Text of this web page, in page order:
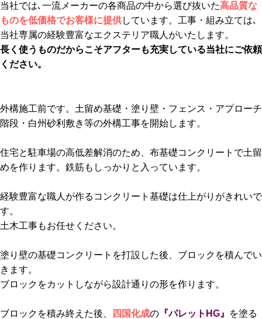
当社では､一流メーカーの各商品の中から選び抜いた高品質な
ものを低価格でお客様に提供しています。工事・組み立ては､
当社専属の経験豊富なエクステリア職人がいたします。
長く使うものだからこそアフターも充実している当社にご依頼
ください。
外構施工前です。土留め基礎・塗り壁・フェンス・アプローチ
階段・白州砂利敷き等の外構工事を開始します。
住宅と駐車場の高低差解消のため、布基礎コンクリートで土留
めを作ります。鉄筋もしっかりと入っています。
経験豊富な職人が作るコンクリート基礎は仕上がりがきれいで
す。
土木工事もお任せください。
塗り壁の基礎コンクリートを打設した後、ブロックを積んでい
きます。
ブロックをカットしながら設計通りの形を作ります。
ブロックを積み終えた後、 四国化成の 『パレットHG』
を塗る